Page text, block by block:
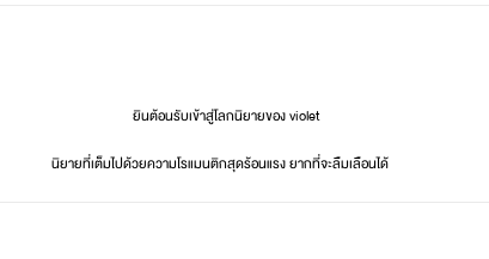
ยินต้อนรับเข้าสู่โลกนิยายของ violet
นิยายที่เต็มไปด้วยความโรแมนติกสุดร้อนแรง ยากที่จะลืมเลือนได้